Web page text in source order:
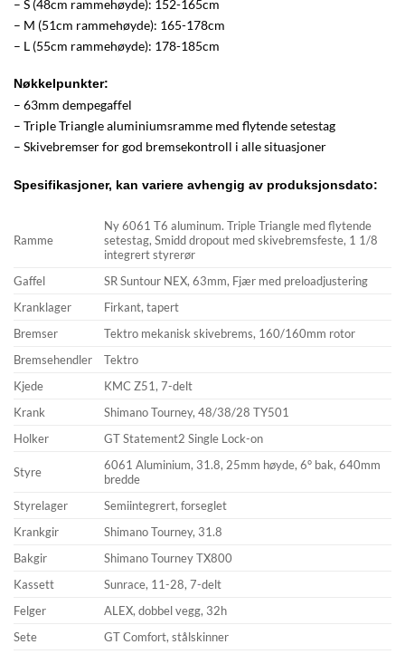
– S (48cm rammehøyde): 152-165cm
– M (51cm rammehøyde): 165-178cm
– L (55cm rammehøyde): 178-185cm
Nøkkelpunkter:
– 63mm dempegaffel
– Triple Triangle aluminiumsramme med flytende setestag
– Skivebremser for god bremsekontroll i alle situasjoner
Spesifikasjoner, kan variere avhengig av produksjonsdato:
Ramme
Ny 6061 T6 aluminum. Triple Triangle med flytende
setestag, Smidd dropout med skivebremsfeste, 1 1/8
integrert styrerør
Gaffel
SR Suntour NEX, 63mm, Fjær med preloadjustering
Kranklager
Firkant, tapert
Bremser
Tektro mekanisk skivebrems, 160/160mm rotor
Bremsehendler
Tektro
Kjede
KMC Z51, 7-delt
Krank
Shimano Tourney, 48/38/28 TY501
Holker
GT Statement2 Single Lock-on
Styre
6061 Aluminium, 31.8, 25mm høyde, 6° bak, 640mm
bredde
Styrelager
Semiintegrert, forseglet
Krankgir
Shimano Tourney, 31.8
Bakgir
Shimano Tourney TX800
Kassett
Sunrace, 11-28, 7-delt
Felger
ALEX, dobbel vegg, 32h
Sete
GT Comfort, stålskinner